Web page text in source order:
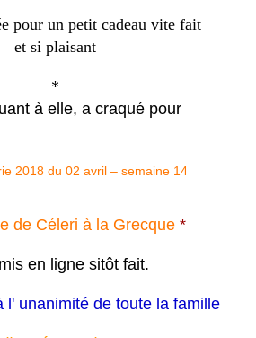
pour un petit cadeau vite fait
et si plaisant
*
à elle, a craqué pour
de Céleri à la Grecque *
en ligne sitôt fait.
l' unanimité de toute la famille